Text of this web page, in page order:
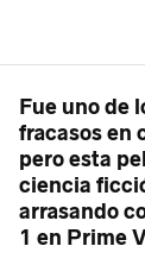
Fue uno de
fracasos en
pero esta
ciencia
arrasando
1 en Prime